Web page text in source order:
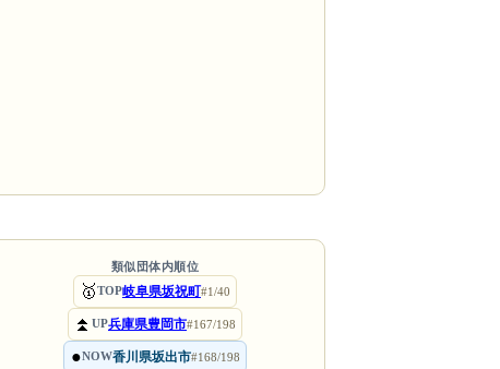
類似団体内順位
🥇TOP岐阜県坂祝町#1/40
⏫ UP兵庫県豊岡市#167/198
●NOW香川県坂出市#168/198